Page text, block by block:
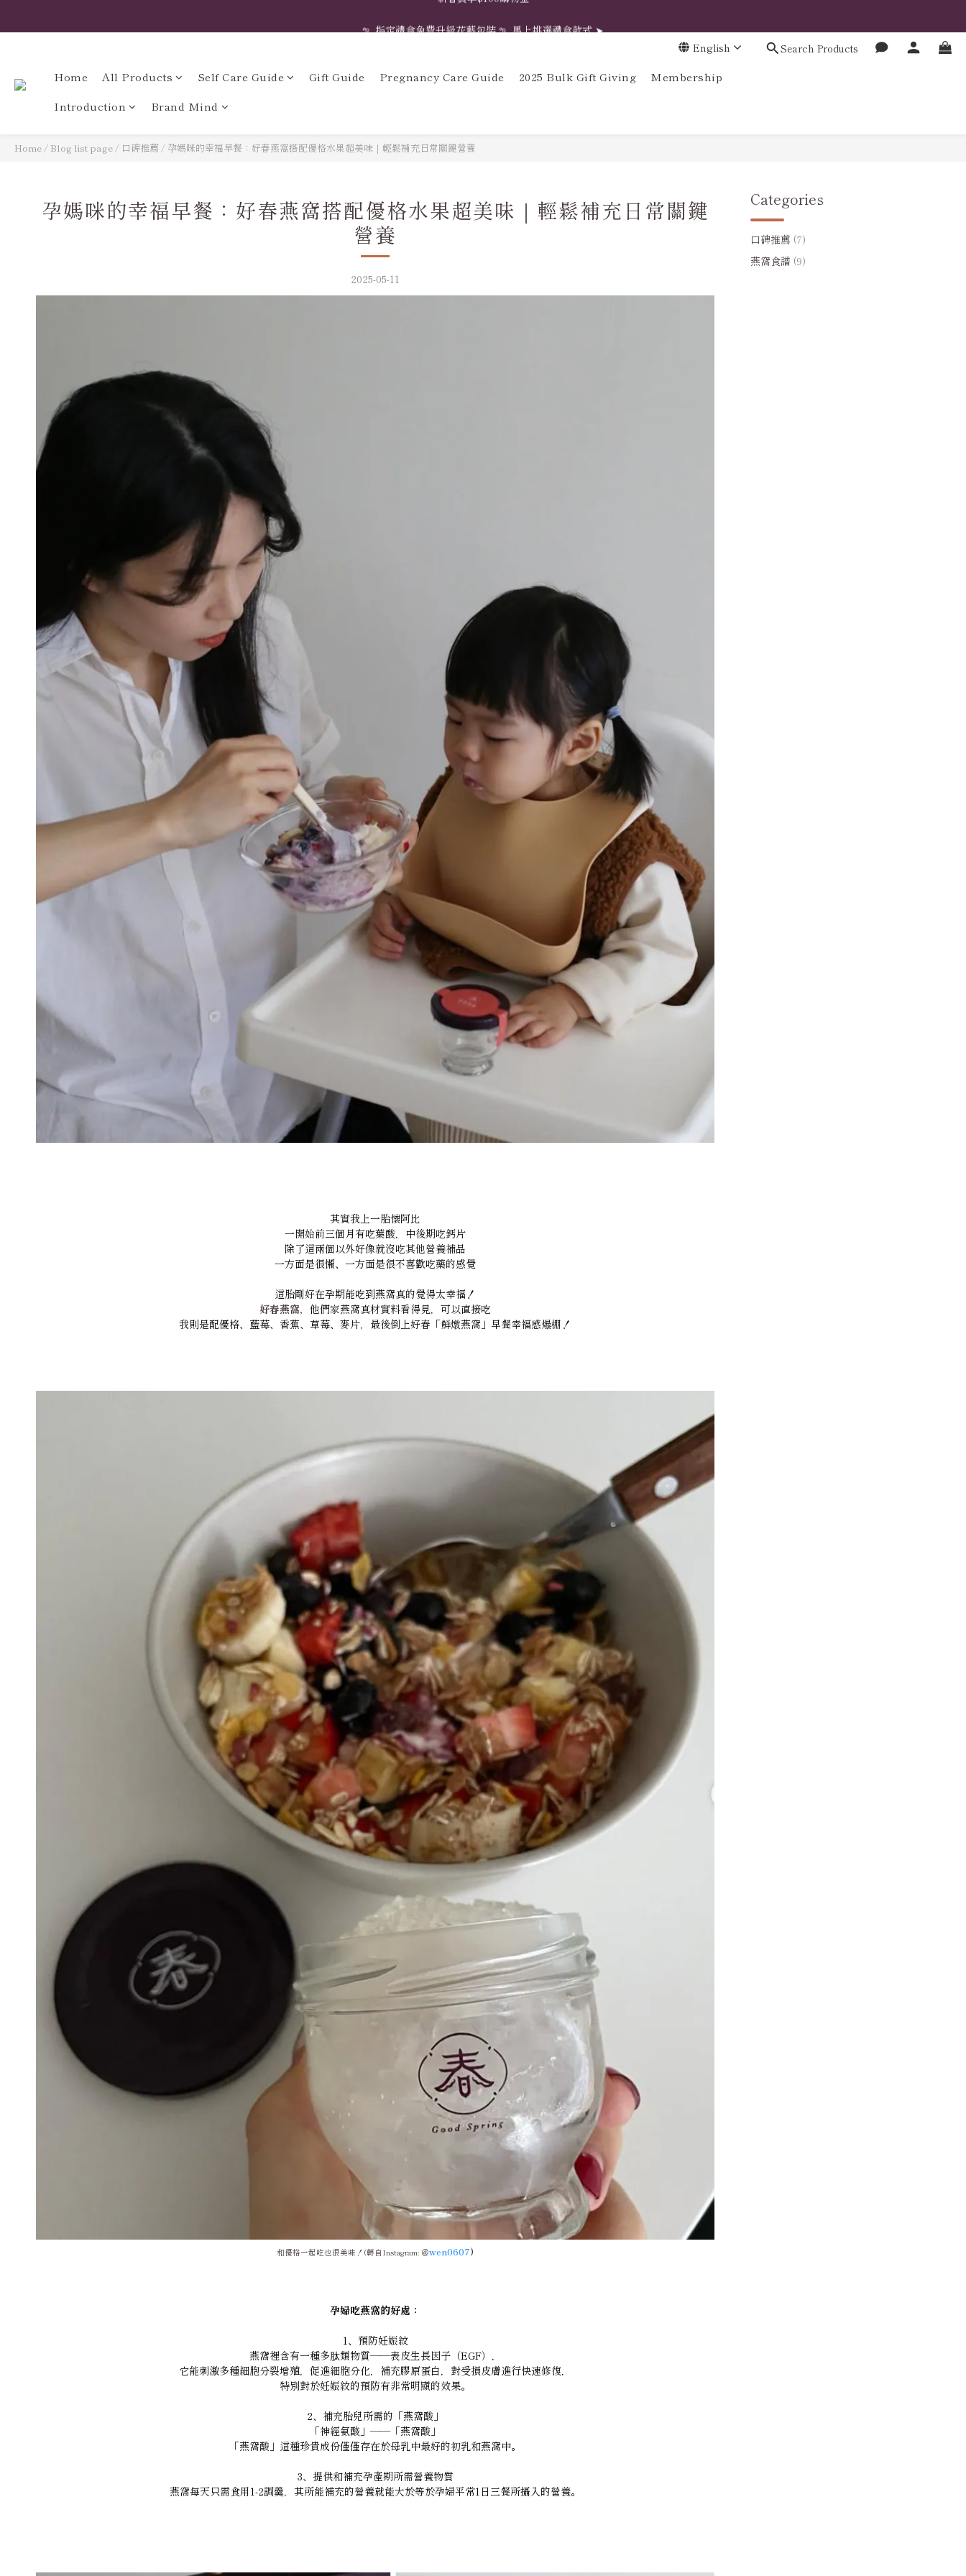
𖧧  指定禮盒免費升級花藝包裝 𖧧  馬上挑選禮盒款式 ➤
English Search Products
Home All Products Self Care Guide Gift Guide Pregnancy Care Guide 2025 Bulk Gift Giving
Membership
Introduction
Brand Mind
Home/ Blog list page/ 口碑推薦/ 孕媽咪的幸福早餐：好春燕窩搭配優格水果超美味｜輕鬆補充日常關鍵營養
孕媽咪的幸福早餐：好春燕窩搭配優格水果超美味｜輕鬆補充日常關鍵
營養
2025-05-11
其實我上一胎懷阿比
一開始前三個月有吃葉酸，中後期吃鈣片
除了這兩個以外好像就沒吃其他營養補品
一方面是很懶、一方面是很不喜歡吃藥的感覺
這胎剛好在孕期能吃到燕窩真的覺得太幸福！
好春燕窩， 他們家燕窩真材實料看得見，可以直接吃
我則是配優格、藍莓、香蕉、草莓、麥片，最後倒上好春「鮮燉燕窩」早餐幸福感爆棚！
和優格一起吃也很美味！(轉自Instagram: ＠wen0607)
孕婦吃燕窩的好處：
1、預防妊娠紋
燕窩裡含有一種多肽類物質——表皮生長因子（EGF），
它能刺激多種細胞分裂增殖，促進細胞分化，補充膠原蛋白，對受損皮膚進行快速修復，
特別對於妊娠紋的預防有非常明顯的效果。
2、補充胎兒所需的「燕窩酸」
「神經氨酸」——「燕窩酸」
「燕窩酸」這種珍貴成份僅僅存在於母乳中最好的初乳和燕窩中。
3、提供和補充孕產期所需營養物質
燕窩每天只需食用1-2調羹，其所能補充的營養就能大於等於孕婦平常1日三餐所攝入的營養。
Categories
口碑推薦 (7)
燕窩食譜 (9)